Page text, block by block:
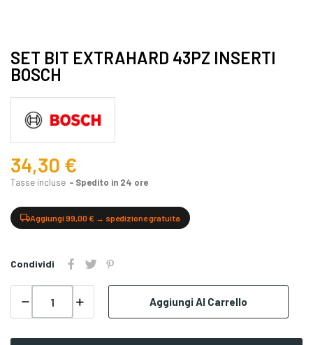
SET BIT EXTRAHARD 43PZ INSERTI
BOSCH
34,30 €
Tasse incluse Spedito in 24 ore
Aggiungi 99,00 € → spedizione gratuita
Condividi
Aggiungi Al Carrello